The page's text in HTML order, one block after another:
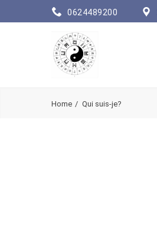
0624489200
Home Qui suis-je?